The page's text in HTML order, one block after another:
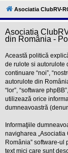
l
u
R
V
-
m
u
n
i
t
a
t
e
p
o
s
e
s
Asociatia ClubRV-
Asociatia
din România -
Această politică
de rulote si autorulote
continuare “noi”,
autorulote din
“lor”, “software
utilizează orice
dumneavoastră
Informaţiile
navigharea
România” software-ul
text mici care sunt